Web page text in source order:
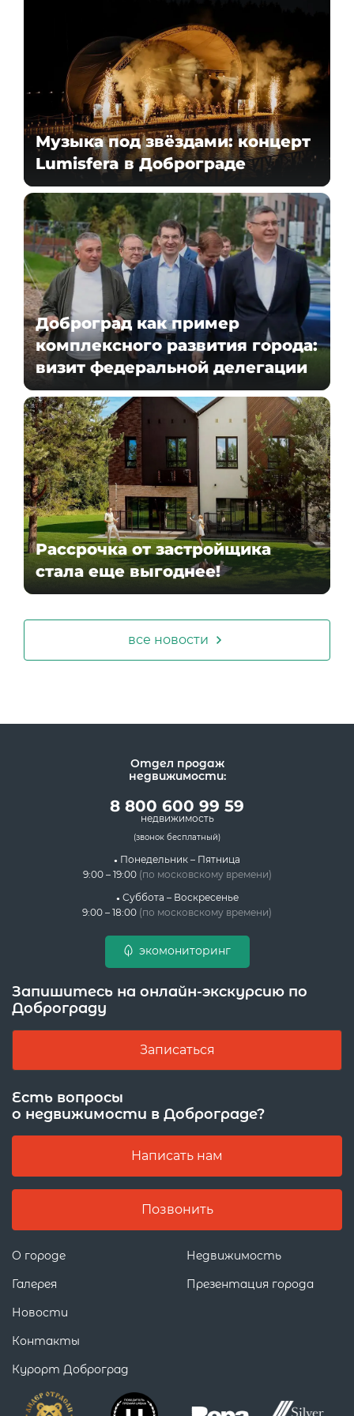
Музыка под звёздами: концерт
Lumisfera в Доброграде
Доброград как пример
комплексного развития города:
визит федеральной делегации
Рассрочка от застройщика
стала еще выгоднее!
все новости
Отдел продаж
недвижимости:
8 800 600 99 59
недвижимость
(звонок бесплатный)
Понедельник – Пятница
9:00 – 19:00 (по московскому времени)
Суббота – Воскресенье
9:00 – 18:00 (по московскому времени)
экомониторинг
О городе
Недвижимость
Галерея
Новости
Контакты
Курорт Доброград
Презентация города
Запишитесь на онлайн-экскурсию по
Доброграду
Записаться
Есть вопросы
о недвижимости в Доброграде?
Написать нам
Позвонить